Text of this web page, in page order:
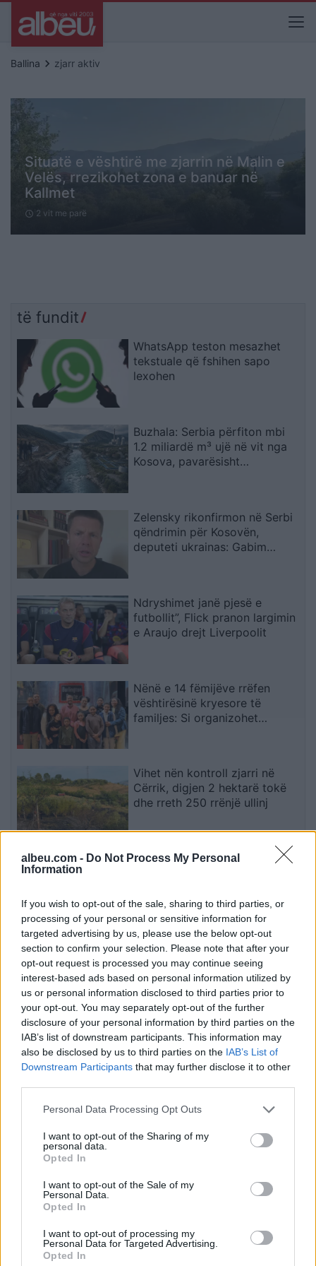
albeu.com - Do Not Process My Personal
Information
If you wish to opt-out of the sale, sharing to third parties, or
processing of your personal or sensitive information for
targeted advertising by us, please use the below opt-out
section to confirm your selection. Please note that after your
opt-out request is processed you may continue seeing
interest-based ads based on personal information utilized by
us or personal information disclosed to third parties prior to
your opt-out. You may separately opt-out of the further
disclosure of your personal information by third parties on the
IAB’s list of downstream participants. This information may
also be disclosed by us to third parties on the IAB’s List of
Downstream Participants that may further disclose it to other
Personal Data Processing Opt Outs
I want to opt-out of the Sharing of my
personal data.
Opted In
I want to opt-out of the Sale of my
Personal Data.
Opted In
I want to opt-out of processing my
Personal Data for Targeted Advertising.
Opted In
Ballina keyboard_arrow_right zjarr aktiv
Situatë e vështirë me zjarrin në Malin e
Velës, rrezikohet zona e banuar në
Kallmet
schedule 2 vit me parë
të fundit
WhatsApp teston mesazhet
tekstuale që fshihen sapo
lexohen
Buzhala: Serbia përfiton mbi
1.2 miliardë m³ ujë në vit nga
Kosova, pavarësisht
Zelensky rikonfirmon në Serbi
qëndrimin për Kosovën,
deputeti ukrainas: Gabim
Ndryshimet janë pjesë e
futbollit”, Flick pranon largimin
e Araujo drejt Liverpoolit
Nënë e 14 fëmijëve rrëfen
vështirësinë kryesore të
familjes: Si organizohet
Vihet nën kontroll zjarri në
Cërrik, digjen 2 hektarë tokë
dhe rreth 250 rrënjë ullinj
Përfundon protesta e 71-të
kërkohet largimi i Ramës
Esim for Global|Esim for Europe
Esim for Caribbean
for Turkey|Esim for Germany|Esim for Greece|
for Asia|Esim for World Cup 2026|Esim for Saudi